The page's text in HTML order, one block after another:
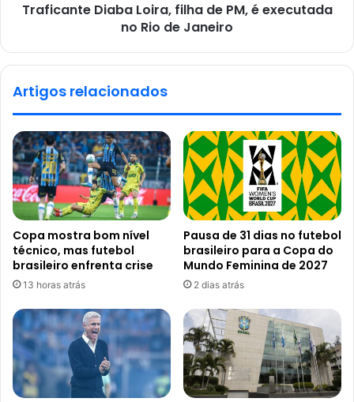
Traficante Diaba Loira, filha de PM, é executada
no Rio de Janeiro
Artigos relacionados
Copa mostra bom nível
técnico, mas futebol
brasileiro enfrenta crise
13 horas atrás
Pausa de 31 dias no futebol
brasileiro para a Copa do
Mundo Feminina de 2027
2 dias atrás